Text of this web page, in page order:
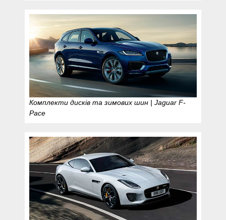
Комплекти дисків та зимових шин | Jaguar F-
Pace